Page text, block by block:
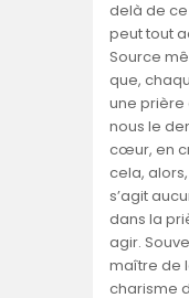
delà de
peut tout
Source
que,
une prière
nous le
cœur, en
cela,
s’agit
dans la
agir.
maître de
charisme